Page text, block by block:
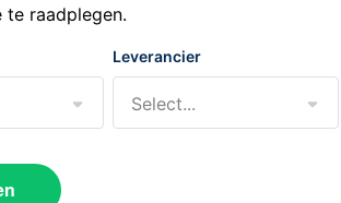
raadplegen.
Leverancier
Select...